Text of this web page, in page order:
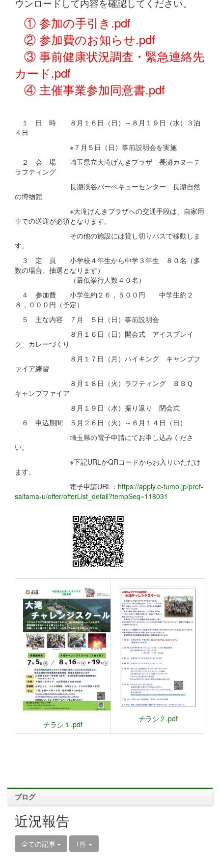
ウンロードして内容を確認してください。
① 参加の手引き.pdf
② 参加費のお知らせ.pdf
③ 事前健康状況調査・緊急連絡先
カード.pdf
④ 主催事業参加同意書.pdf
１ 日 時 ８月１６日（日）～８月１９日（水）３泊
４日
※７月５日（日）事前説明会を実施
２ 会 場 埼玉県立大滝げんきプラザ 長瀞カヌーテ
ラフティング
長瀞渓谷バーベキューセンター 長瀞自然
の博物館
※大滝げんきプラザへの交通手段は、自家用
車での送迎が必須となります。
その他の施設には貸し切りバスで移動しま
す。
３ 定 員 小学校４年生から中学３年生 ８０名（多
数の場合、抽選となります）
（最低挙行人数４０名）
４ 参加費 小学生約２６，５００円 中学生約２
８，０００円（予定）
５ 主な内容 ７月 ５日（日）事前説明会
８月１６日（日）開会式 アイスブレイ
ク カレーづくり
８月１７日（月）ハイキング キャンプフ
ァイア練習
８月１８日（火）ラフティング ＢＢＱ
キャンプファイア
８月１９日（水）振り返り 閉会式
６ 申込期間 ５月２６日（火）～６月１４日（日）
埼玉県の電子申請にてお申し込みくださ
い。
※下記URLかQRコードからお入りいただけ
ます。
電子申請URL： https://apply.e-tumo.jp/pref-
saitama-u/offer/offerList_detail?tempSeq=118031
チラシ１.pdf
チラシ２.pdf
ブログ
近況報告
全ての記事 1件